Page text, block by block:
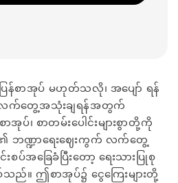
စာအုပ် မဟုတ်သလို၊ အပျော် ရန်
က်တွေ့အသုံးချရန်အတွက်
ပ်၊ စာတမ်းပေါင်းများစွာတို့ကို
သူ၏ ဘဏ္ဍာရေးဈေးကွက် လက်တွေ့
ပ်အခြေခံပြီးတော့ ရေးသားပြုစု
ည်။ ဤစာအုပ်၌ ငွေကြေးများတို့